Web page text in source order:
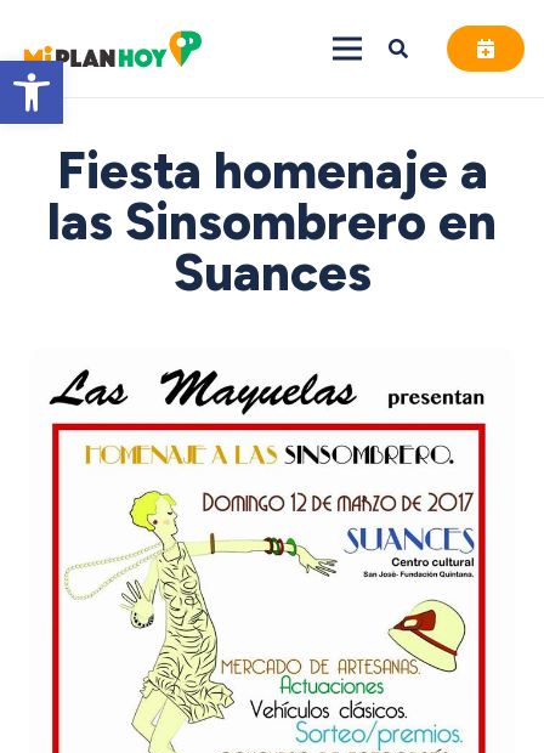
Abrir barra de herramientas
Fiesta homenaje a
las Sinsombrero en
Suances